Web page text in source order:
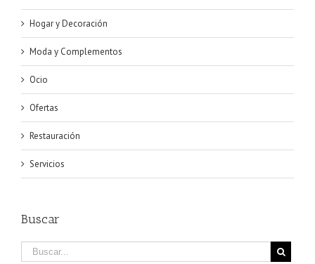
Hogar y Decoración
Moda y Complementos
Ocio
Ofertas
Restauración
Servicios
Buscar